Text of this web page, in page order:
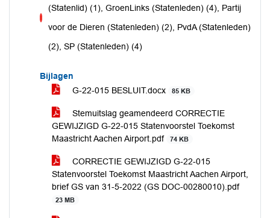
tegen
(Statenlid) (1), GroenLinks (Statenleden) (4), Partij
voor de Dieren (Statenleden) (2), PvdA (Statenleden)
(2), SP (Statenleden) (4)
Bijlagen
G-22-015 BESLUIT.docx
85 KB
Stemuitslag geamendeerd CORRECTIE
GEWIJZIGD G-22-015 Statenvoorstel Toekomst
Maastricht Aachen Airport.pdf
74 KB
CORRECTIE GEWIJZIGD G-22-015
Statenvoorstel Toekomst Maastricht Aachen Airport,
brief GS van 31-5-2022 (GS DOC-00280010).pdf
23 MB